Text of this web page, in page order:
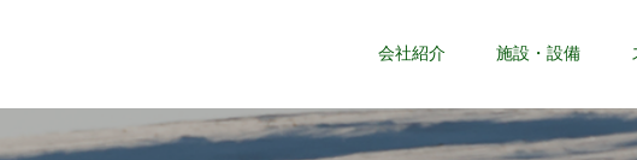
会社紹介 施設・設備